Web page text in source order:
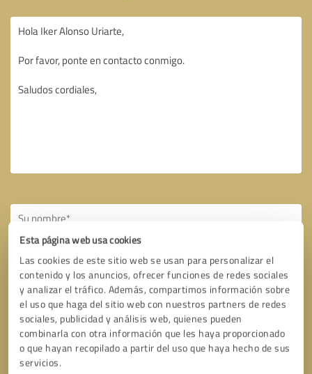
Esta página web usa cookies
Las cookies de este sitio web se usan para personalizar el
contenido y los anuncios, ofrecer funciones de redes sociales
y analizar el tráfico. Además, compartimos información sobre
el uso que haga del sitio web con nuestros partners de redes
sociales, publicidad y análisis web, quienes pueden
combinarla con otra información que les haya proporcionado
o que hayan recopilado a partir del uso que haya hecho de sus
servicios.
Solicitar una llamada * campos obligatorios
Enviar reseña